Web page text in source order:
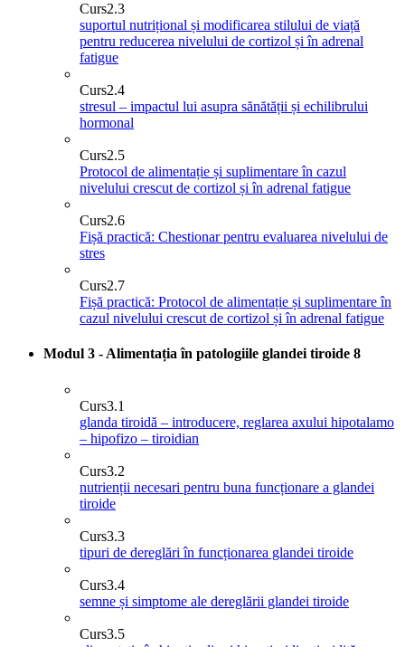
Curs2.3
suportul nutrițional și modificarea stilului de viață
pentru reducerea nivelului de cortizol și în adrenal
fatigue
Curs2.4
stresul – impactul lui asupra sănătății și echilibrului
hormonal
Curs2.5
Protocol de alimentație și suplimentare în cazul
nivelului crescut de cortizol și în adrenal fatigue
Curs2.6
Fișă practică: Chestionar pentru evaluarea nivelului de
stres
Curs2.7
Fișă practică: Protocol de alimentație și suplimentare în
cazul nivelului crescut de cortizol și în adrenal fatigue
Modul 3 - Alimentația în patologiile glandei tiroide 8
Curs3.1
glanda tiroidă – introducere, reglarea axului hipotalamo
– hipofizo – tiroidian
Curs3.2
nutrienții necesari pentru buna funcționare a glandei
tiroide
Curs3.3
tipuri de dereglări în funcționarea glandei tiroide
Curs3.4
semne și simptome ale dereglării glandei tiroide
Curs3.5